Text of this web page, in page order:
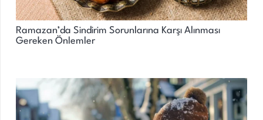
Ramazan’da Sindirim Sorunlarına Karşı Alınması
Gereken Önlemler